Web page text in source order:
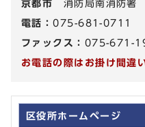
京都市 消防局南消防署
電話：075-681-0711
ファックス： 075-671-
お電話の際はお掛け間違
区役所ホームページ